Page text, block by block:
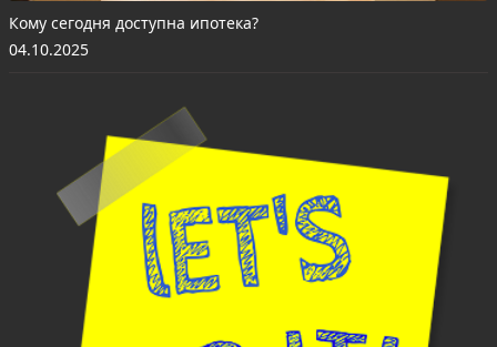
Кому сегодня доступна ипотека?
04.10.2025